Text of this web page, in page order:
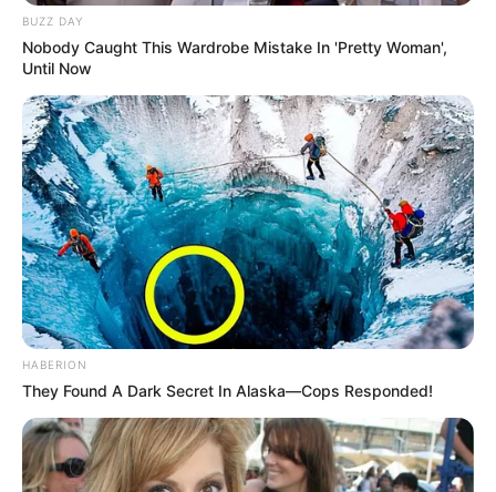
BUZZ DAY
Nobody Caught This Wardrobe Mistake In 'Pretty Woman',
Until Now
HABERION
They Found A Dark Secret In Alaska—Cops Responded!